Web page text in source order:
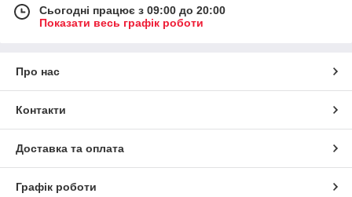
Сьогодні працює з 09:00 до 20:00
Показати весь графік роботи
Про нас
Контакти
Доставка та оплата
Графік роботи